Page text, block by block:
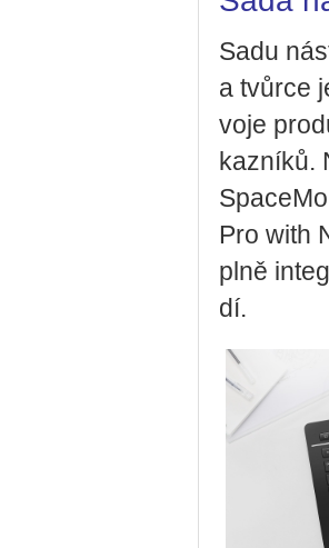
Sadu
a tvůr­ce
vo­je
kaz­ní­ků.
Pro with
plně
dí.